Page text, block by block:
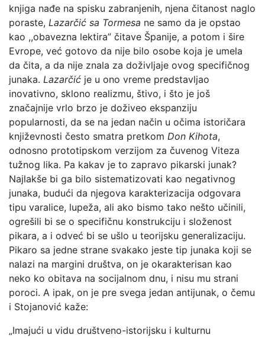
knjiga nađe na spisku zabranjenih, njena čitanost naglo
poraste, Lazarčić sa Tormesa ne samo da je opstao
kao ,,obavezna lektira” čitave Španije, a potom i šire
Evrope, već gotovo da nije bilo osobe koja je umela
da čita, a da nije znala za doživljaje ovog specifičnog
junaka. Lazarčić je u ono vreme predstavljao
inovativno, sklono realizmu, štivo, i što je još
značajnije vrlo brzo je doživeo ekspanziju
popularnosti, da se na jedan način u očima istoričara
književnosti često smatra pretkom Don Kihota,
odnosno prototipskom verzijom za čuvenog Viteza
tužnog lika. Pa kakav je to zapravo pikarski junak?
Najlakše bi ga bilo sistematizovati kao negativnog
junaka, budući da njegova karakterizacija odgovara
tipu varalice, lupeža, ali ako bismo tako nešto učinili,
ogrešili bi se o specifičnu konstrukciju i složenost
pikara, a i odveć bi se ušlo u teorijsku generalizaciju.
Pikaro sa jedne strane svakako jeste tip junaka koji se
nalazi na margini društva, on je okarakterisan kao
neko ko obitava na socijalnom dnu, i nisu mu strani
poroci. A ipak, on je pre svega jedan antijunak, o čemu
i Stojanović kaže:
„Imajući u vidu društveno-istorijsku i kulturnu